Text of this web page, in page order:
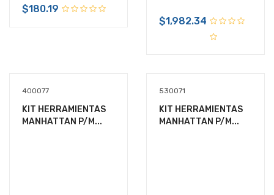
$180.19
$1,982.34
400077
KIT HERRAMIENTAS
MANHATTAN P/M...
530071
KIT HERRAMIENTAS
MANHATTAN P/M...